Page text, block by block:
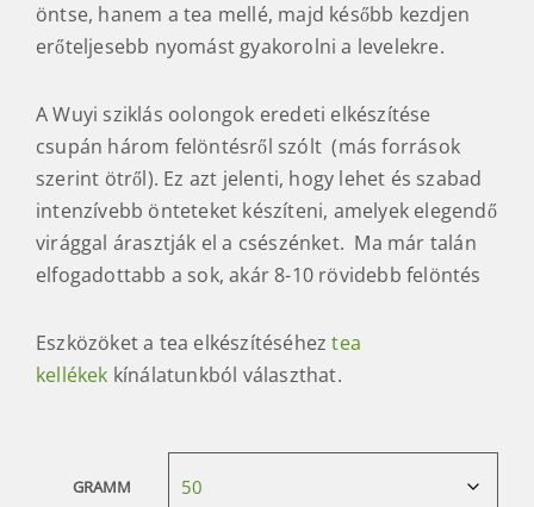
öntse, hanem a tea mellé, majd később kezdjen
erőteljesebb nyomást gyakorolni a levelekre.
A Wuyi sziklás oolongok eredeti elkészítése
csupán három felöntésről szólt (más források
szerint ötről). Ez azt jelenti, hogy lehet és szabad
intenzívebb önteteket készíteni, amelyek elegendő
virággal árasztják el a csészénket. Ma már talán
elfogadottabb a sok, akár 8-10 rövidebb felöntés
Eszközöket a tea elkészítéséhez tea
kellékek kínálatunkból választhat.
GRAMM